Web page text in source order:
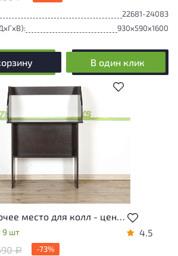
22681-24083
930x590x1600
В один клик
В избранное
находится на стадии
Вы можете уточнить
информацию у
Рабочее место для колл - центра 850x600 ДСП Венге Россия
9 шт 4.5
Р
-73%